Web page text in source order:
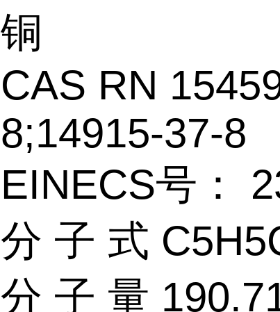
铜
CAS RN
8;14915-37-8
EINECS号：
分 子 式
分 子 量